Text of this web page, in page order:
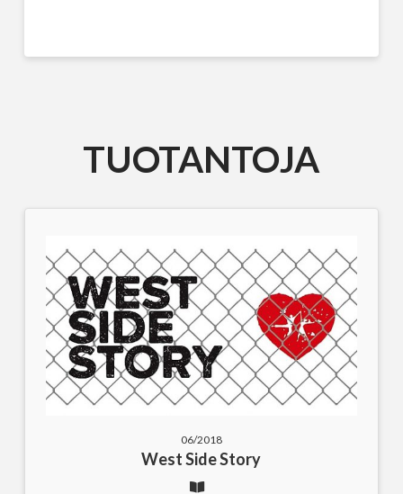
TUOTANTOJA
06/2018
West Side Story